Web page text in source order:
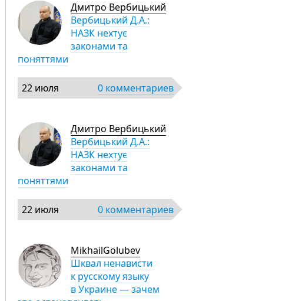
Дмитро Вербицький
Вербицький Д.А.:
НАЗК нехтує
законами та
поняттями
22 июля 0 комментариев
Дмитро Вербицький
Вербицький Д.А.:
НАЗК нехтує
законами та
поняттями
22 июля 0 комментариев
MikhailGolubev
Шквал ненависти
к русскому языку
в Украине — зачем